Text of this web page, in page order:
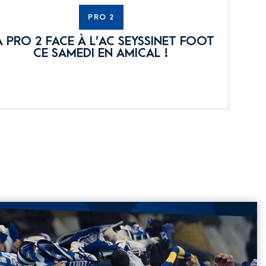
PRO 2
PRO 2 FACE À L’AC SEYSSINET FOOT
CE SAMEDI EN AMICAL !